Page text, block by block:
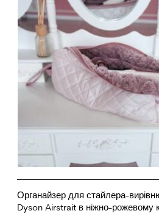
Органайзер для стайлера-
Dyson Airstrait в ніжно-рожевому